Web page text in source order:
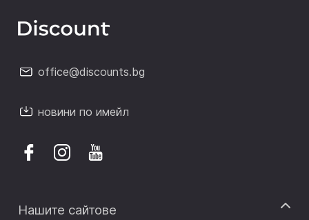
office@discounts.bg
новини по имейл
Нашите сайтове